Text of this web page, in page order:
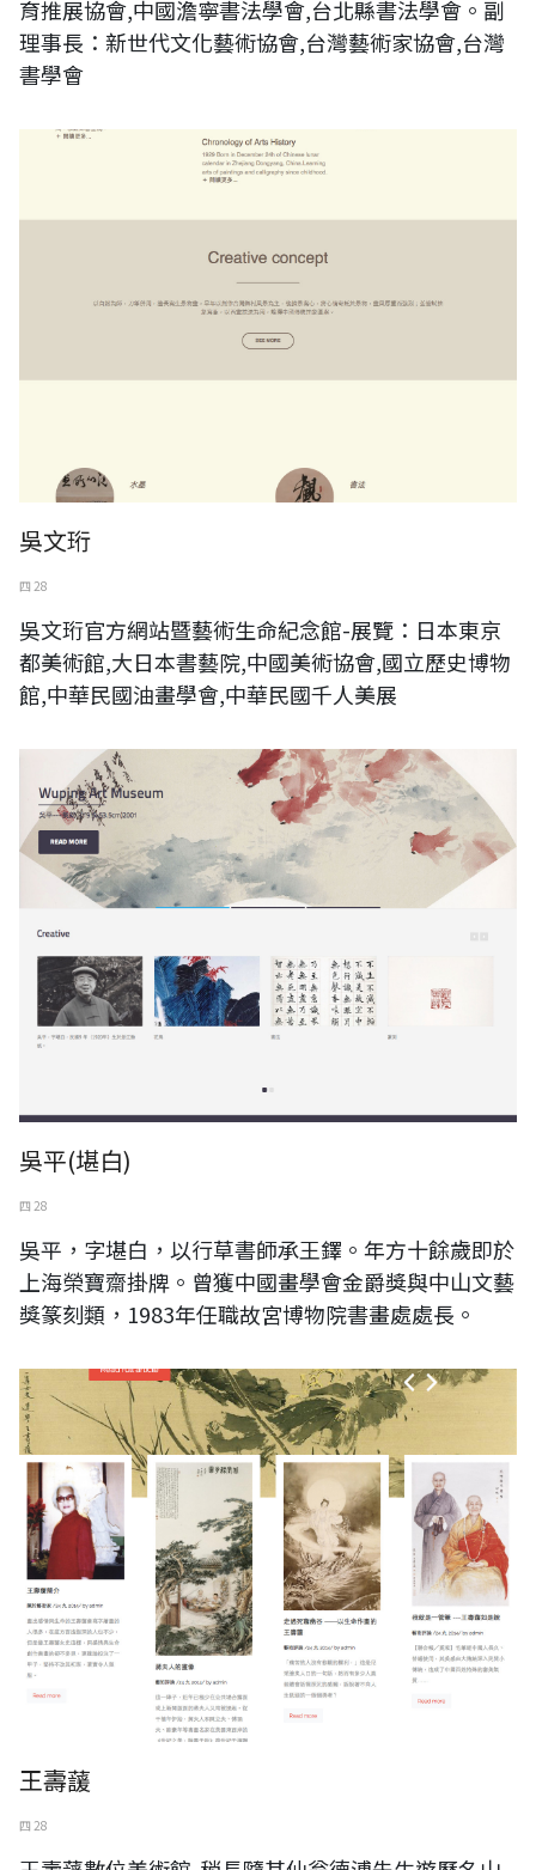
育推展協會,中國澹寧書法學會,台北縣書法學會。副
理事長：新世代文化藝術協會,台灣藝術家協會,台灣
書學會
吳文珩
四 28
吳文珩官方網站暨藝術生命紀念館-展覽：日本東京
都美術館,大日本書藝院,中國美術協會,國立歷史博物
館,中華民國油畫學會,中華民國千人美展
吳平(堪白)
四 28
吳平，字堪白，以行草書師承王鐸。年方十餘歲即於
上海榮寶齋掛牌。曾獲中國畫學會金爵獎與中山文藝
獎篆刻類，1983年任職故宮博物院書畫處處長。
王壽蘐
四 28